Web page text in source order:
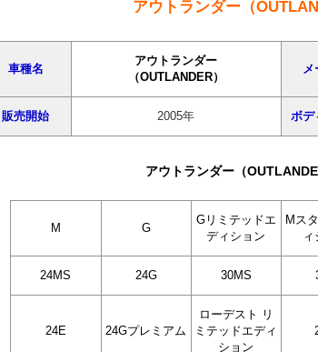
アウトランダー（
車種名
アウトランダー
（OUTLANDER）
メ
販売開始 2005年 ボデ
アウトランダー（
M G
Gリミテッドエ
ディション
Mス
24MS 24G 30MS
24E 24Gプレミアム
ローデスト リ
ミテッドエディ
ション